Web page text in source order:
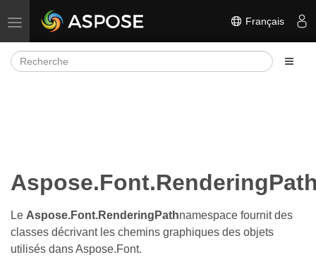
Basculer la navigation Français
Le Aspose.Font.RenderingPathnamespace fournit des
classes décrivant les chemins graphiques des objets
utilisés dans Aspose.Font.